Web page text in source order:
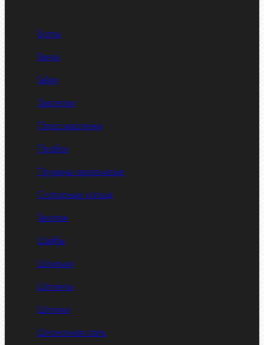
Болты
Винты
Гайки
Заклепки
Пресс-масленки
Пробки
Пружины тарельчатые
Стопорные кольца
Такелаж
Шайбы
Шпильки
Шплинты
Шпонки
Шпоночная сталь